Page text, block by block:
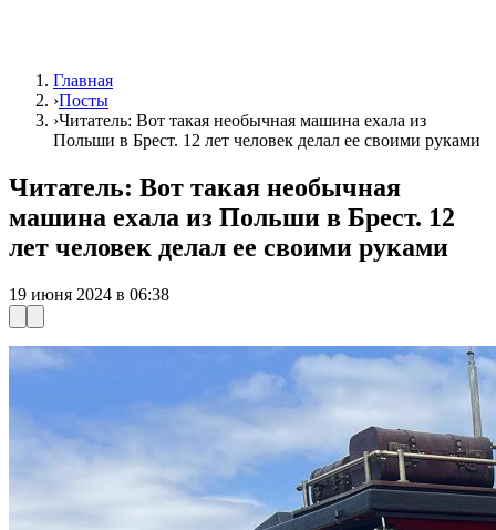
Главная
›Посты
›Читатель: Вот такая необычная машина ехала из
Польши в Брест. 12 лет человек делал ее своими руками
Читатель: Вот такая необычная
машина ехала из Польши в Брест. 12
лет человек делал ее своими руками
19 июня 2024 в 06:38